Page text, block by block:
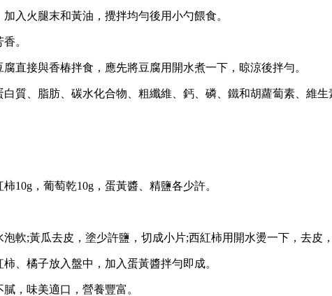
火腿末和黃油，攪拌均勻後用小勺餵食。
。
接與香椿拌食，應先將豆腐用開水煮一下，晾涼後拌勻。
、脂肪、碳水化合物、粗纖維、鈣、磷、鐵和胡蘿蔔素、維
，葡萄乾10g，蛋黃醬、精鹽各少許。
;黃瓜去皮，塗少許鹽，切成小片;西紅柿用開水燙一下，去皮，
橘子放入盤中，加入蛋黃醬拌勻即成。
味美適口，營養豐富。